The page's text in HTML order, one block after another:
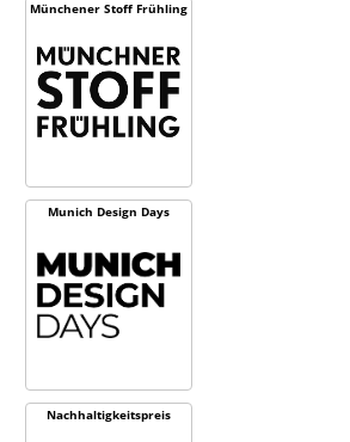
Münchener Stoff Frühling
Munich Design Days
Nachhaltig­keitspreis